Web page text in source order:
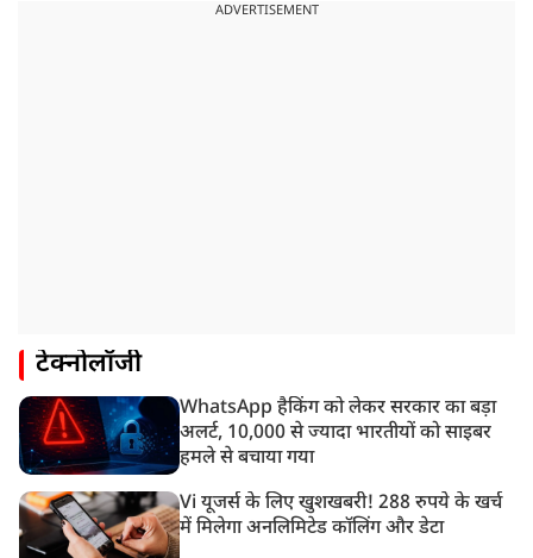
ADVERTISEMENT
टेक्नोलॉजी
WhatsApp हैकिंग को लेकर सरकार का बड़ा
अलर्ट, 10,000 से ज्यादा भारतीयों को साइबर
हमले से बचाया गया
Vi यूजर्स के लिए खुशखबरी! 288 रुपये के खर्च
में मिलेगा अनलिमिटेड कॉलिंग और डेटा